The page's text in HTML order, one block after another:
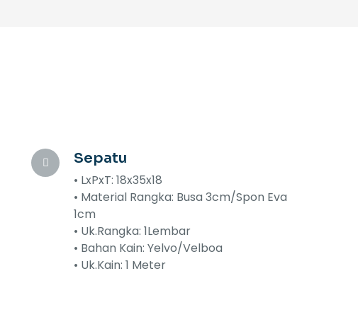
Sepatu
• LxPxT: 18x35x18
• Material Rangka: Busa 3cm/Spon Eva
1cm
• Uk.Rangka: 1Lembar
• Bahan Kain: Yelvo/Velboa
• Uk.Kain: 1 Meter